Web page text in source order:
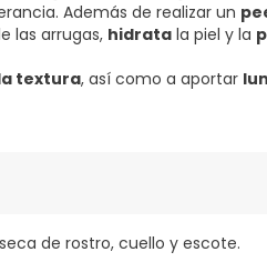
Además de realizar un
las arrugas, hidrata la piel y la
textura, así como a aportar
de rostro, cuello y escote.